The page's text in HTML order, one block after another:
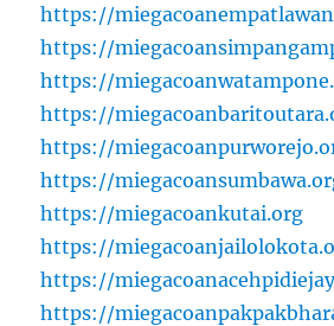
https://
https://
https://
https://
https://
https://
https://miegacoankutai.org
https://
https://
https://